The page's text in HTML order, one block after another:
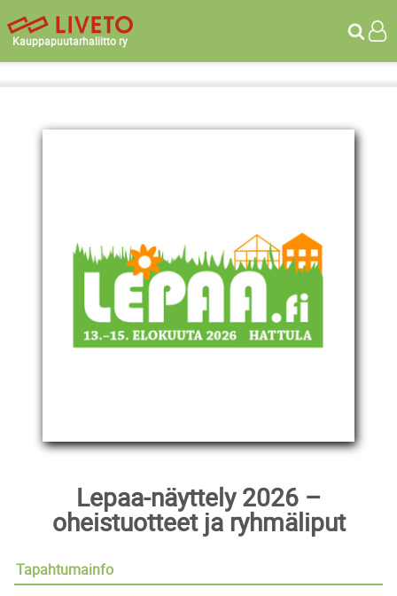
Kauppapuutarhaliitto ry
Lepaa-näyttely 2026 –
oheistuotteet ja ryhmäliput
Tapahtumainfo